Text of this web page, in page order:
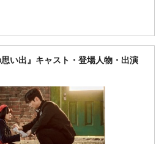
い出』キャスト・登場人物・出演